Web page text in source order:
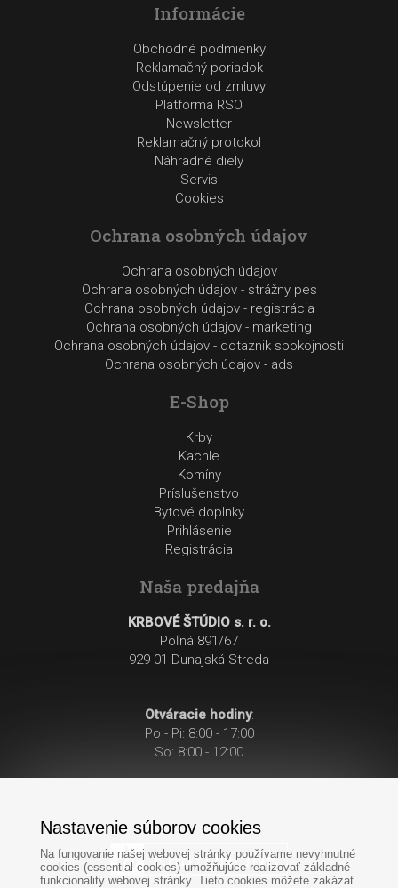
Informácie
Obchodné podmienky
Reklamačný poriadok
Odstúpenie od zmluvy
Platforma RSO
Newsletter
Reklamačný protokol
Náhradné diely
Servis
Cookies
Ochrana osobných údajov
Ochrana osobných údajov
Ochrana osobných údajov - strážny pes
Ochrana osobných údajov - registrácia
Ochrana osobných údajov - marketing
Ochrana osobných údajov - dotaznik spokojnosti
Ochrana osobných údajov - ads
E-Shop
Krby
Kachle
Komíny
Príslušenstvo
Bytové doplnky
Prihlásenie
Registrácia
Naša predajňa
KRBOVÉ ŠTÚDIO s. r. o.
Poľná 891/67
929 01 Dunajská Streda
Otváracie hodiny:
Po - Pi: 8:00 - 17:00
So: 8:00 - 12:00
Nastavenie súborov cookies
Na fungovanie našej webovej stránky používame nevyhnutné
cookies (essential cookies) umožňujúce realizovať základné
funkcionality webovej stránky. Tieto cookies môžete zakázať